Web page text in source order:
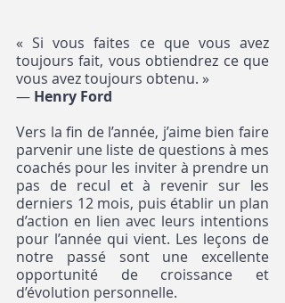
« Si vous faites ce que vous avez
toujours fait, vous obtiendrez ce que
vous avez toujours obtenu. »
― Henry Ford
Vers la fin de l’année, j’aime bien faire
parvenir une liste de questions à mes
coachés pour les inviter à prendre un
pas de recul et à revenir sur les
derniers 12 mois, puis établir un plan
d’action en lien avec leurs intentions
pour l’année qui vient. Les leçons de
notre passé sont une excellente
opportunité de croissance et
d’évolution personnelle.